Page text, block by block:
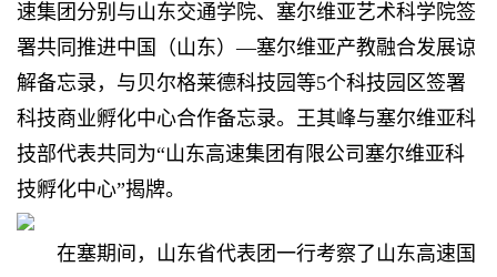
速集团分别与山东交通学院、塞尔维亚艺术科学院签
署共同推进中国（山东）—塞尔维亚产教融合发展谅
解备忘录，与贝尔格莱德科技园等5个科技园区签署
科技商业孵化中心合作备忘录。 王其峰与塞尔维亚科
技部代表共同为“山东高速集团有限公司塞尔维亚科
技孵化中心”揭牌。
在塞期间，山东省代表团一行考察了山东高速国